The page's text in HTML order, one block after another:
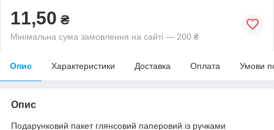
11,50 ₴
Мінімальна сума замовлення на сайті — 200 ₴
Опис Характеристики Доставка Оплата Умови
Опис
Подарунковий пакет глянсовий паперовий із ручками